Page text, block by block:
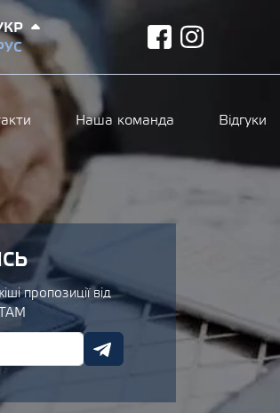
facebook
Наша команда Відгуки
пропозиції від